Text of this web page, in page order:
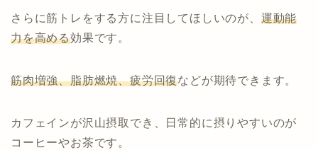
さらに筋トレをする方に注目してほしいのが、 運動能
力を高める効果です。
筋肉増強、脂肪燃焼、疲労回復などが期待できます。
カフェインが沢山摂取でき、日常的に摂りやすいのが
コーヒーやお茶です。